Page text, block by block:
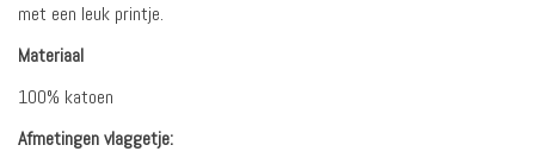
met een leuk printje.
Materiaal
100% katoen
Afmetingen vlaggetje: